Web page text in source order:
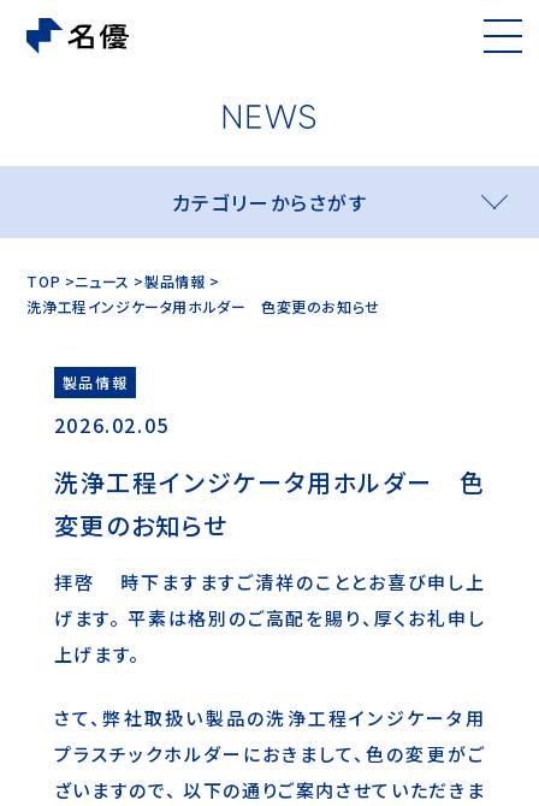
カテゴリーからさがす
TOP ニュース
製品情報
洗浄工程インジケータ用ホルダー 色変更のお知らせ
製品情報
2026.02.05
洗浄工程インジケータ用ホルダー 色
変更のお知らせ
拝啓 時下ますますご清祥のこととお喜び申し上
げます。 平素は格別のご高配を賜り、厚くお礼申し
上げます。
さて、弊社取扱い製品の洗浄工程インジケータ用
プラスチックホルダーにおきまして、色の変更がご
ざいますので、 以下の通りご案内させていただきま